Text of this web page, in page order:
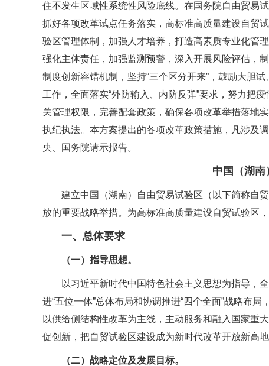
住不发生区域性系统性风险底线。在国务院自由贸易
抓好各项改革试点任务落实，高标准高质量建设自贸
验区管理体制，加强人才培养，打造高素质专业化管
强化主体责任，加强监测预警，深入开展风险评估，
制度创新容错机制，坚持“三个区分开来”，鼓励大胆
工作，全面落实“外防输入、内防反弹”要求，努力把
关管理权限，完善配套政策，确保各项改革举措落地
执纪执法。本方案提出的各项改革政策措施，凡涉及
央、国务院请示报告。
中国（湖南
建立中国（湖南）自由贸易试验区（以下简称自
放的重要战略举措。为高标准高质量建设自贸试验区，
一、总体要求
（一）指导思想。
以习近平新时代中国特色社会主义思想为指导，
进“五位一体”总体布局和协调推进“四个全面”战略布
以供给侧结构性改革为主线，主动服务和融入国家重
促创新，把自贸试验区建设成为新时代改革开放新高地
（二）战略定位及发展目标。